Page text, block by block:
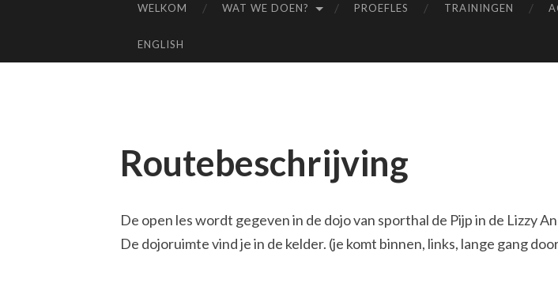
WELKOM WAT WE DOEN? PROEFLES TRAININGEN
ENGLISH
Routebeschrijving
De open les wordt gegeven in de dojo van sporthal de Pijp in de Lizzy
De dojoruimte vind je in de kelder. (je komt binnen, links, lange gang